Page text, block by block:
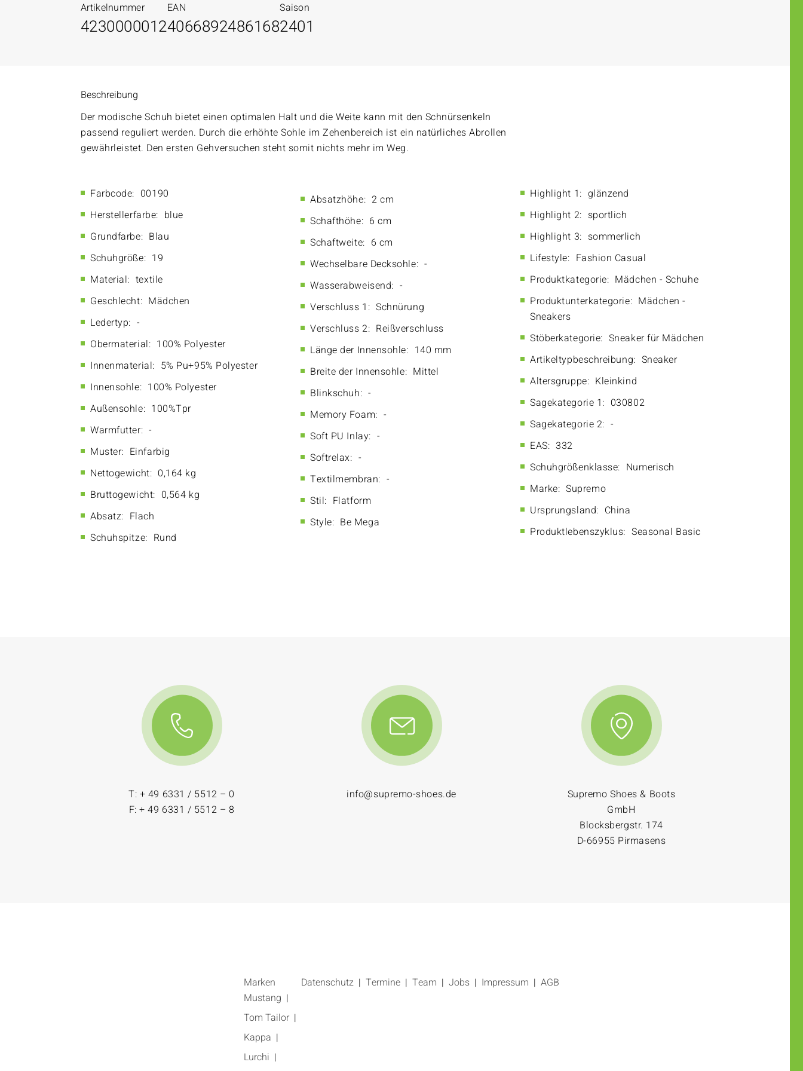
Artikelnummer
4230000012
EAN
4066892486168
Saison
2401
Beschreibung
Der modische Schuh bietet einen optimalen Halt und die Weite kann mit den Schnürsenkeln
passend reguliert werden. Durch die erhöhte Sohle im Zehenbereich ist ein natürliches Abrollen
gewährleistet. Den ersten Gehversuchen steht somit nichts mehr im Weg.
Farbcode: 00190
Herstellerfarbe: blue
Grundfarbe: Blau
Schuhgröße: 19
Material: textile
Geschlecht: Mädchen
Ledertyp: -
Obermaterial: 100% Polyester
Innenmaterial: 5% Pu+95% Polyester
Innensohle: 100% Polyester
Außensohle: 100%Tpr
Warmfutter: -
Muster: Einfarbig
Nettogewicht: 0,164 kg
Bruttogewicht: 0,564 kg
Absatz: Flach
Schuhspitze: Rund
Absatzhöhe: 2 cm
Schafthöhe: 6 cm
Schaftweite: 6 cm
Wechselbare Decksohle: -
Wasserabweisend: -
Verschluss 1: Schnürung
Verschluss 2: Reißverschluss
Länge der Innensohle: 140 mm
Breite der Innensohle: Mittel
Blinkschuh: -
Memory Foam: -
Soft PU Inlay: -
Softrelax: -
Textilmembran: -
Stil: Flatform
Style: Be Mega
Highlight 1: glänzend
Highlight 2: sportlich
Highlight 3: sommerlich
Lifestyle: Fashion Casual
Produktkategorie: Mädchen - Schuhe
Produktunterkategorie: Mädchen -
Sneakers
Stöberkategorie: Sneaker für Mädchen
Artikeltypbeschreibung: Sneaker
Altersgruppe: Kleinkind
Sagekategorie 1: 030802
Sagekategorie 2: -
EAS: 332
Schuhgrößenklasse: Numerisch
Marke: Supremo
Ursprungsland: China
Produktlebenszyklus: Seasonal Basic
T: + 49 6331 / 5512 – 0
F: + 49 6331 / 5512 – 8
info@supremo-shoes.de
Supremo Shoes & Boots
GmbH
Blocksbergstr. 174
D-66955 Pirmasens
Marken
Mustang
Tom Tailor
Kappa
Lurchi
Datenschutz Termine Team Jobs Impressum AGB